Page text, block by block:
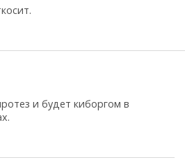
и будет киборгом в